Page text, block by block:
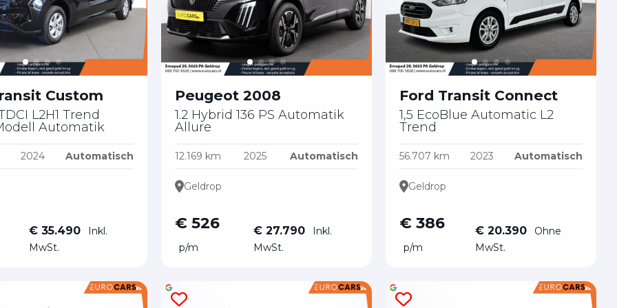
geldrop@eurocars.nl
Custom
L2H1 Trend
Automatik
2024 Automatisch
€ 35.490
Inkl.
MwSt.
Peugeot 2008
1.2 Hybrid 136 PS Automatik
Allure
12.169 km 2025 Automatisch
Geldrop
€ 526
p/m
€ 27.790
Inkl.
MwSt.
Ford Transit Connect
1,5 EcoBlue Automatic L2
Trend
56.707 km 2023 Automatisch
Geldrop
€ 386
p/m
€ 20.390
Ohne
MwSt.